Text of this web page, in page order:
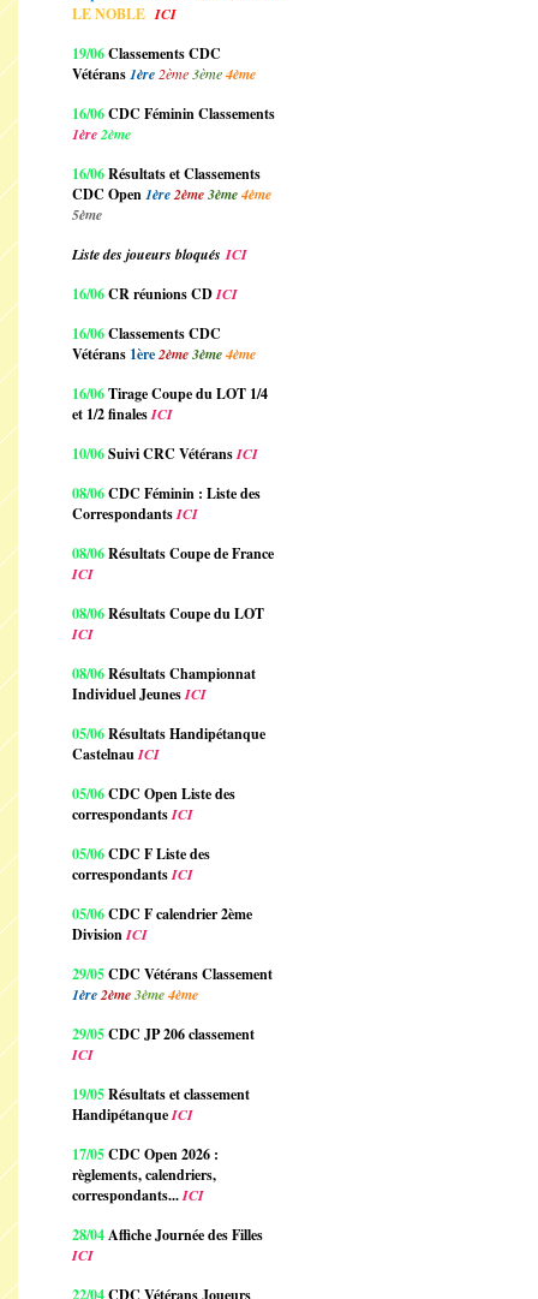
LE NOBLEICI
19/06Classements CDC
Vétérans1ère 2ème 3ème4ème
16/06CDC Féminin Classements
1ère2ème
16/06Résultats et Classements
CDC Open1ère2ème3ème4ème
5ème
Liste des joueurs bloqués ICI
16/06CR réunions CDICI
16/06Classements CDC
Vétérans 1ère2ème3ème4ème
16/06Tirage Coupe du LOT 1/4
et 1/2 finalesICI
10/06Suivi CRC VétéransICI
08/06CDC Féminin : Liste des
CorrespondantsICI
08/06Résultats Coupe de France
ICI
08/06Résultats Coupe du LOT
ICI
08/06Résultats Championnat
Individuel JeunesICI
05/06Résultats Handipétanque
CastelnauICI
05/06CDC Open Liste des
correspondantsICI
05/06CDC F Liste des
correspondantsICI
05/06CDC F calendrier 2ème
DivisionICI
29/05CDC Vétérans Classement
1ère2ème3ème4ème
29/05CDC JP 206 classement
ICI
19/05Résultats et classement
HandipétanqueICI
17/05CDC Open 2026 :
règlements, calendriers,
correspondants...ICI
28/04Affiche Journée des Filles
ICI
22/04CDC Vétérans Joueurs